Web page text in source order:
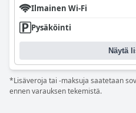
Ilmainen Wi-Fi
Pysäköinti
Näytä
*Lisäveroja tai -maksuja saatetaan
ennen varauksen tekemistä.